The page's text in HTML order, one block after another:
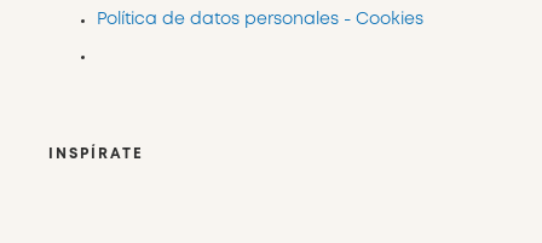
Política de datos personales - Cookies
INSPÍRATE